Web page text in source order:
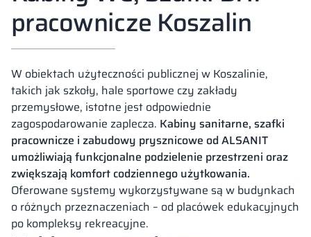
pracownicze Koszalin
W obiektach użyteczności publicznej w Koszalinie,
takich jak szkoły, hale sportowe czy zakłady
przemysłowe, istotne jest odpowiednie
zagospodarowanie zaplecza. Kabiny sanitarne, szafki
pracownicze i zabudowy prysznicowe od ALSANIT
umożliwiają funkcjonalne podzielenie przestrzeni oraz
zwiększają komfort codziennego użytkowania.
Oferowane systemy wykorzystywane są w budynkach
o różnych przeznaczeniach – od placówek edukacyjnych
po kompleksy rekreacyjne.